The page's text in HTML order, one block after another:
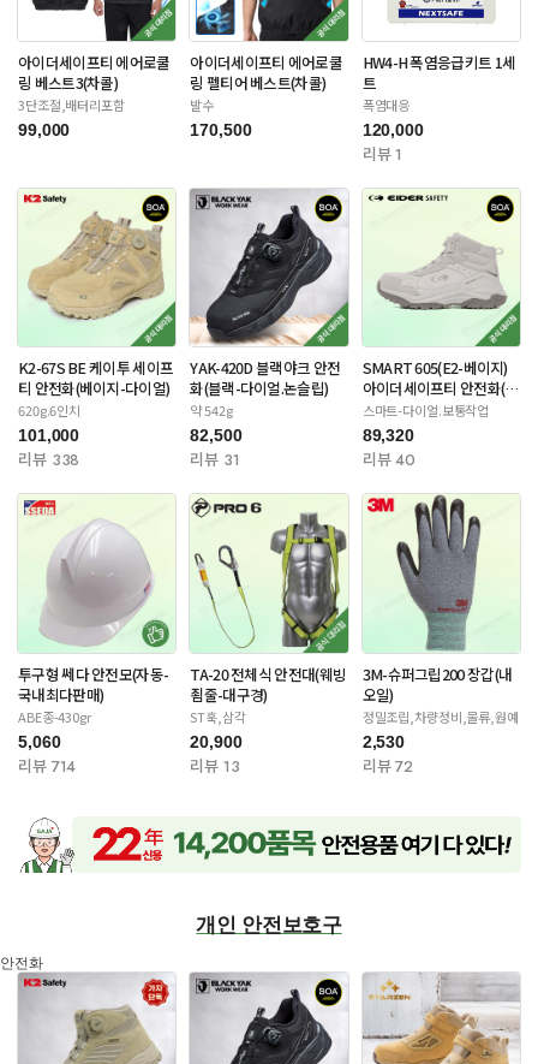
아이더세이프티 에어로쿨
링 베스트3(차콜)
3단조절,배터리포함
99,000
아이더세이프티 에어로쿨
링 펠티어 베스트(차콜)
발수
170,500
HW4-H 폭염응급키트 1세
트
폭염대응
120,000
리뷰 1
K2-67S BE 케이투 세이프
티 안전화(베이지-다이얼)
620g.6인치
101,000
리뷰 338
YAK-420D 블랙야크 안전
화(블랙-다이얼.논슬립)
약 542g
82,500
리뷰 31
SMART 605(E2-베이지)
아이더세이프티 안전화(스
틸토캡)
스마트-다이얼.보통작업
89,320
리뷰 40
투구형 쎄다 안전모(자동-
국내최다판매)
ABE종-430gr
5,060
리뷰 714
TA-20 전체식 안전대(웨빙
죔줄-대구경)
ST훅,삼각
20,900
리뷰 13
3M-슈퍼그립200 장갑(내
오일)
정밀조립,차량정비,물류,원예
2,530
리뷰 72
개인 안전보호구
안전화